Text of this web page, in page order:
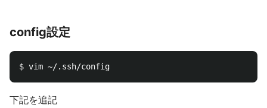
config設定
$
下記を追記